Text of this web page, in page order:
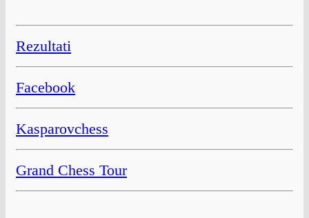
Rezultati
Facebook
Kasparovchess
Grand Chess Tour